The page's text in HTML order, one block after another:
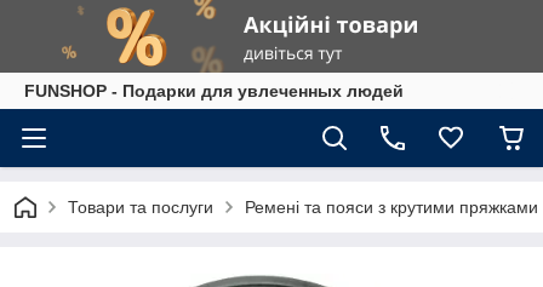
FUNSHOP - Подарки для увлеченных людей
Товари та послуги Ремені та пояси з крутими пряжками